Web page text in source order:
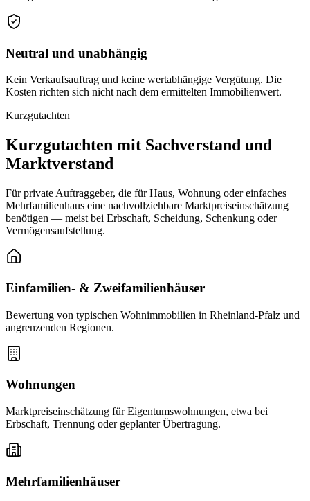
Neutral und unabhängig
Kein Verkaufsauftrag und keine wertabhängige Vergütung. Die
Kosten richten sich nicht nach dem ermittelten Immobilienwert.
Kurzgutachten
Kurzgutachten mit Sachverstand und
Marktverstand
Für private Auftraggeber, die für Haus, Wohnung oder einfaches
Mehrfamilienhaus eine nachvollziehbare Marktpreiseinschätzung
benötigen — meist bei Erbschaft, Scheidung, Schenkung oder
Vermögensaufstellung.
Einfamilien- & Zweifamilienhäuser
Bewertung von typischen Wohnimmobilien in Rheinland-Pfalz und
angrenzenden Regionen.
Wohnungen
Marktpreiseinschätzung für Eigentumswohnungen, etwa bei
Erbschaft, Trennung oder geplanter Übertragung.
Mehrfamilienhäuser